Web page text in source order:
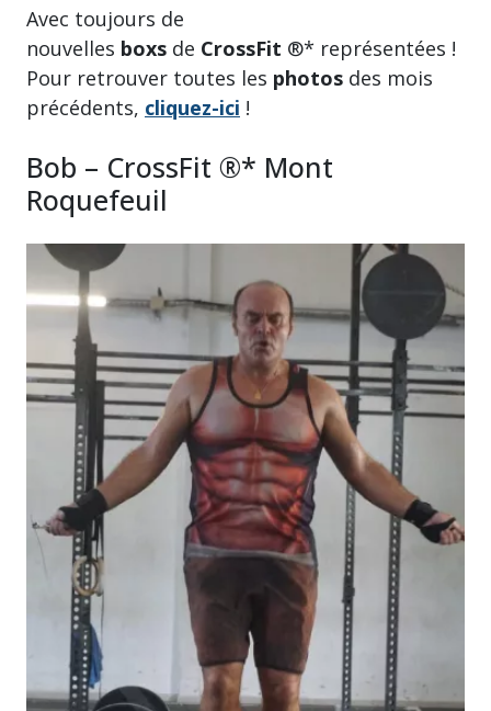
Avec toujours de
nouvelles boxs de CrossFit ®* représentées !
Pour retrouver toutes les photos des mois
précédents, cliquez-ici !
Bob – CrossFit ®* Mont
Roquefeuil